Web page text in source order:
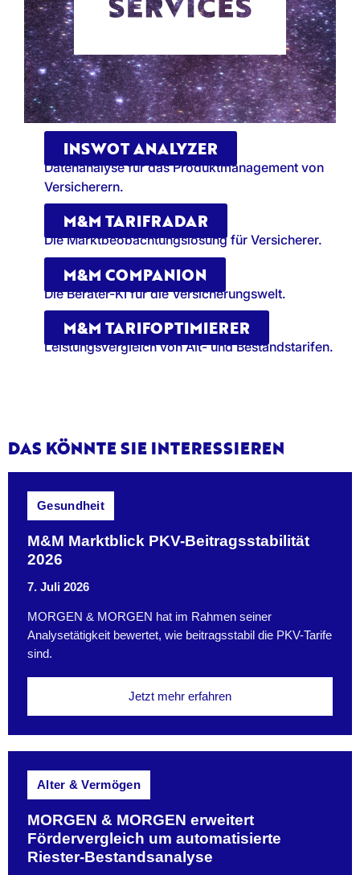
INSWOT ANALYZER
Datenanalyse für das Produktmanagement von
Versicherern.
M&M TARIFRADAR
Die Marktbeobachtungslösung für Versicherer.
M&M COMPANION
Die Berater-KI für die Versicherungswelt.
M&M TARIFOPTIMIERER
Leistungsvergleich von Alt- und Bestandstarifen.
DAS KÖNNTE SIE INTERESSIEREN
Gesundheit
M&M Marktblick PKV-Beitragsstabilität
2026
7. Juli 2026
MORGEN & MORGEN hat im Rahmen seiner
Analysetätigkeit bewertet, wie beitragsstabil die PKV-Tarife
sind.
Jetzt mehr erfahren
Alter & Vermögen
MORGEN & MORGEN erweitert
Fördervergleich um automatisierte
Riester-Bestandsanalyse